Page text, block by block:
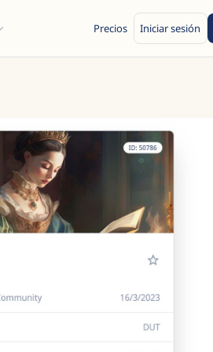
Precios Iniciar sesión